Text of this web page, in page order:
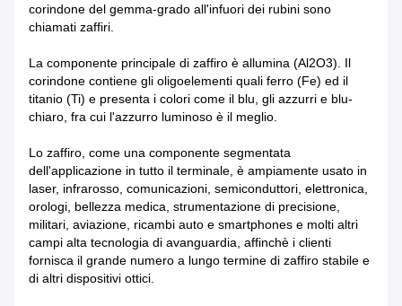
corindone del gemma-grado all'infuori dei rubini sono
chiamati zaffiri.
La componente principale di zaffiro è allumina (Al2O3). Il
corindone contiene gli oligoelementi quali ferro (Fe) ed il
titanio (Ti) e presenta i colori come il blu, gli azzurri e blu-
chiaro, fra cui l'azzurro luminoso è il meglio.
Lo zaffiro, come una componente segmentata
dell'applicazione in tutto il terminale, è ampiamente usato in
laser, infrarosso, comunicazioni, semiconduttori, elettronica,
orologi, bellezza medica, strumentazione di precisione,
militari, aviazione, ricambi auto e smartphones e molti altri
campi alta tecnologia di avanguardia, affinchè i clienti
fornisca il grande numero a lungo termine di zaffiro stabile e
di altri dispositivi ottici.